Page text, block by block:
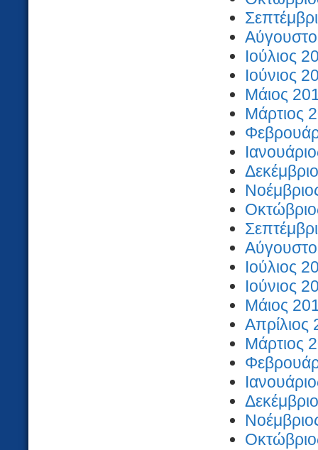
Ιούλιος
Ιούνιος
Μάιος
Μάρτιος
Ιούλιος
Ιούνιος
Μάιος
Απρίλιος
Μάρτιος